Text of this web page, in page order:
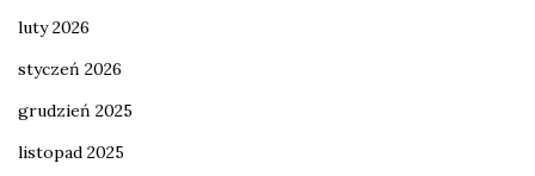
luty 2026
styczeń 2026
grudzień 2025
listopad 2025